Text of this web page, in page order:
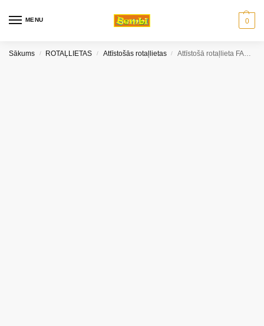
MENU 0
Sākums / ROTAĻLIETAS / Attīstošās rotaļlietas / Attīstošā rotaļlieta FANCY CUBE 170199